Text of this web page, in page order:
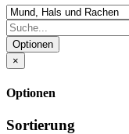
Optionen
×
Optionen
Sortierung